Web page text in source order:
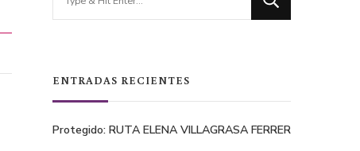
ENTRADAS RECIENTES
Protegido: RUTA ELENA VILLAGRASA FERRER